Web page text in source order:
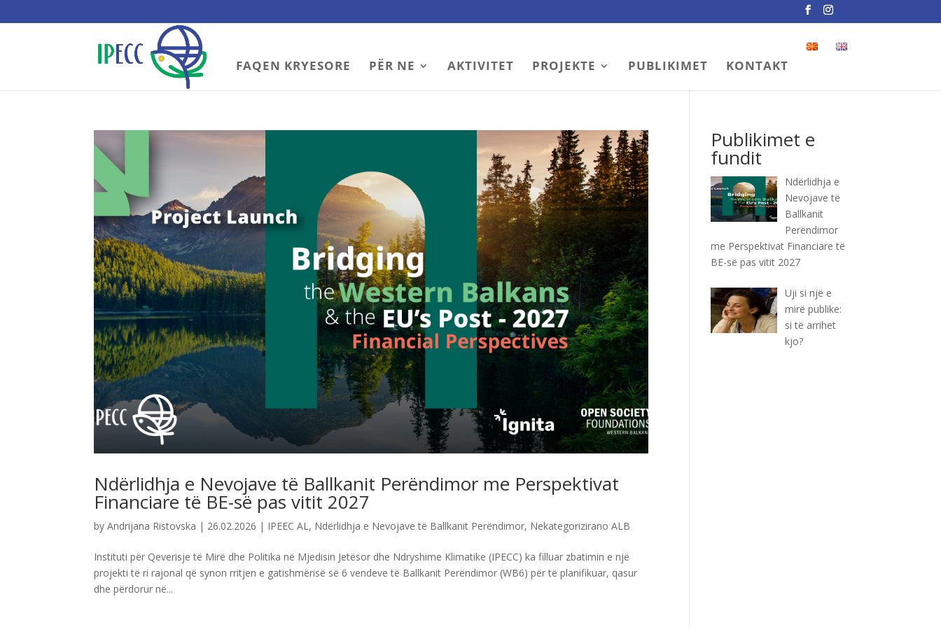
FAQEN KRYESORE PËR NE AKTIVITET PROJEKTE PUBLIKIMET KONTAKT
Ndërlidhja e Nevojave të Ballkanit Perëndimor me Perspektivat
Financiare të BE-së pas vitit 2027
byAndrijana Ristovska | 26.02.2026 | IPEEC AL , Ndërlidhja e Nevojave të Ballkanit Perëndimor, Nekategorizirano ALB
Instituti për Qeverisje të Mirë dhe Politika në Mjedisin Jetësor dhe Ndryshime Klimatike (IPECC) ka filluar zbatimin e një
projekti të ri rajonal që synon rritjen e gatishmërisë së 6 vendeve të Ballkanit Perëndimor (WB6) për të planifikuar, qasur
dhe përdorur në...
Publikimet e
fundit
Ndërlidhja e
Nevojave të
Ballkanit
Perëndimor
me Perspektivat Financiare të
BE-së pas vitit 2027
Uji si një e
mirë publike:
si të arrihet
kjo?